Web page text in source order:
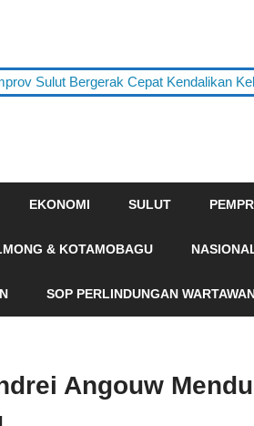
Bergerak Cepat Kendalikan
EKONOMI SULUT
& KOTAMOBAGU
SOP PERLINDUNGAN
Angouw